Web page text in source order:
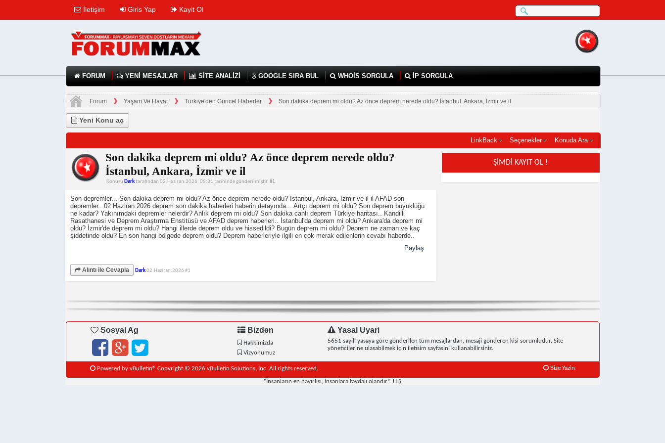
İletişim Giris Yap Kayit Ol
FORUM YENİ MESAJLAR SİTE ANALİZİ GOOGLE SIRA BUL WHOİS SORGULA İP SORGULA
Forum Yaşam Ve Hayat Türkiye'den Güncel Haberler Son dakika deprem mi oldu? Az önce deprem nerede oldu? İstanbul, Ankara, İzmir ve il
Yeni Konu aç
LinkBack Seçenekler Konuda Ara
Son dakika deprem mi oldu? Az önce deprem nerede oldu?
İstanbul, Ankara, İzmir ve il
Konusu Darktarafından 02.Haziran.2026, 05:31 tarihinde gönderilmiştir. #1
Son depremler... Son dakika deprem mi oldu? Az önce deprem nerede oldu? İstanbul, Ankara, İzmir ve il il AFAD son
depremler.. 02 Haziran 2026 deprem son dakika haberleri haberin detayında... Artçı deprem mi oldu? Son deprem büyüklüğü
ne kadar? Yakınımdaki depremler nelerdir? Anlık deprem mi oldu? Son dakika canlı deprem Türkiye haritası.. Kandilli
Rasathanesi ve Deprem Araştırma Enstitüsü ve AFAD deprem haberleri.. İstanbul'da deprem mi oldu? Ankara'da deprem mi
oldu? İzmir'de deprem mi oldu? Hangi illerde deprem oldu ve hissedildi? Bugün deprem mi oldu? Deprem ne zaman ve kaç
şiddetinde oldu? En son hangi bölgede deprem oldu? Deprem haberleriyle ilgili en çok merak edilenlerin cevabı haberde..
Paylaş
Alıntı ile Cevapla Dark02.Haziran.2026 #1
ŞİMDİ KAYIT OL !
Yasal Uyari
5651 sayili yasaya göre gönderilen tüm mesajlardan, mesaji gönderen kisi sorumludur. Site
yöneticilerine ulasabilmek için iletisim sayfasini kullanabilirsiniz.
Bizden
Hakkimizda
Vizyonumuz
Sosyal Ag
Powered by vBulletin® Copyright © 2026 vBulletin Solutions, Inc. All rights reserved. Bize Yazin
“İnsanların en hayırlısı, insanlara faydalı olandır”. H.Ş